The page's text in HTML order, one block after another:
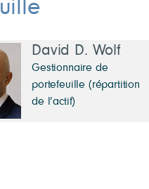
David D. Wolf
Gestionnaire de
portefeuille (répartition
de l’actif)